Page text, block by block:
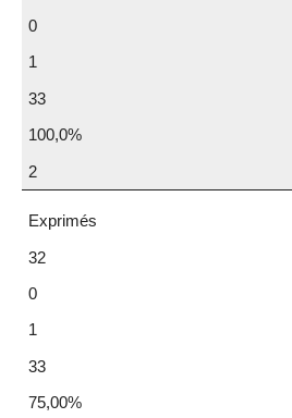
0
1
33
100,0%
2
Exprimés
32
0
1
33
75,00%